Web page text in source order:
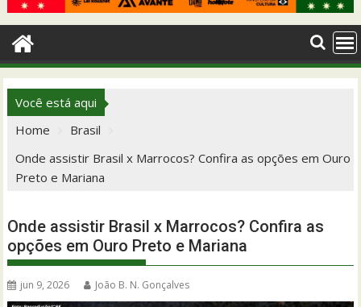
Você está aqui
Home
Brasil
Onde assistir Brasil x Marrocos? Confira as opções em Ouro
Preto e Mariana
Onde assistir Brasil x Marrocos? Confira as
opções em Ouro Preto e Mariana
jun 9, 2026 João B. N. Gonçalves